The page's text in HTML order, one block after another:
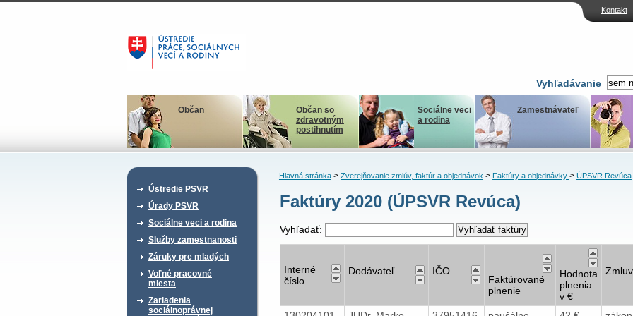
Kontakt
Vyhľadávanie
Občan
Občan so
zdravotným
postihnutím
Sociálne veci
a rodina
Zamestnávateľ
Ústredie PSVR
Úrady PSVR
Sociálne veci a rodina
Služby zamestnanosti
Záruky pre mladých
Voľné pracovné
miesta
Zariadenia
sociálnoprávnej
Hlavná stránka> Zverejňovanie zmlúv, faktúr a objednávok> Faktúry a objednávky > ÚPSVR Revúca
Faktúry 2020 (ÚPSVR Revúca)
Vyhľadať:
Interné
číslo
Dodávateľ IČO
Faktúrované
plnenie
Hodnota
plnenia
v €